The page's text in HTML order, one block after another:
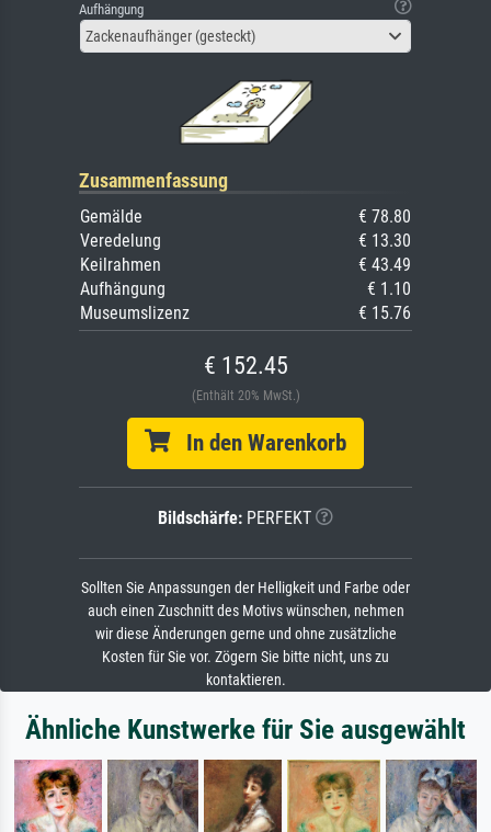
Aufhängung
Zackenaufhänger (gesteckt)
Zusammenfassung
Gemälde
€ 78.80
Veredelung
€ 13.30
Keilrahmen
€ 43.49
Aufhängung
€ 1.10
Museumslizenz
€ 15.76
€ 152.45
(Enthält 20% MwSt.)
In den Warenkorb
Bildschärfe: PERFEKT
Sollten Sie Anpassungen der Helligkeit und Farbe oder
auch einen Zuschnitt des Motivs wünschen, nehmen
wir diese Änderungen gerne und ohne zusätzliche
Kosten für Sie vor. Zögern Sie bitte nicht, uns zu
kontaktieren.
Ähnliche Kunstwerke für Sie ausgewählt